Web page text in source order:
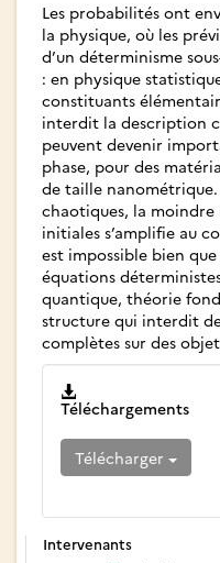
Les probabilités ont
la physique, où les
d’un déterminisme
: en physique
constituants
interdit la description
peuvent devenir
phase, pour des
de taille nanométrique.
chaotiques, la
initiales s’amplifie au
est impossible bien
équations
quantique, théorie
structure qui interdit
complètes sur des
Téléchargements
Télécharger
Intervenants